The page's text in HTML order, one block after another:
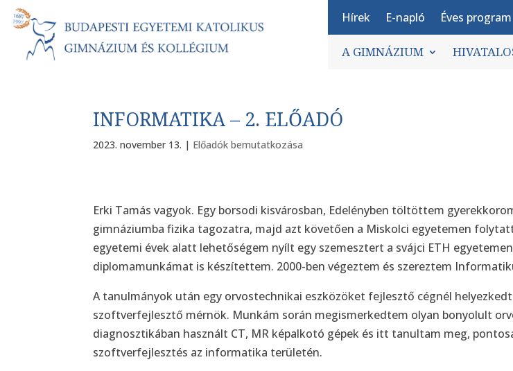
Hírek E-napló Éves program
A GIMNÁZIUM
INFORMATIKA – 2. ELŐADÓ
2023. november 13. | Előadók bemutatkozása
Erki Tamás vagyok. Egy borsodi kisvárosban, Edelényben töltöttem
gimnáziumba fizika tagozatra, majd azt követően a Miskolci egyetemen
egyetemi évek alatt lehetőségem nyílt egy szemesztert a svájci ETH
diplomamunkámat is készítettem. 2000-ben végeztem és szereztem
A tanulmányok után egy orvostechnikai eszközöket fejlesztő cégnél
szoftverfejlesztő mérnök. Munkám során megismerkedtem olyan bonyolult
diagnosztikában használt CT, MR képalkotó gépek és itt tanultam meg,
szoftverfejlesztés az informatika területén.